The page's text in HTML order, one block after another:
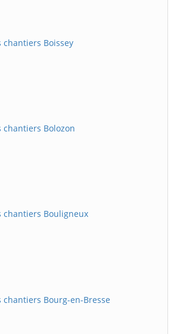
chantiers Boissey
chantiers Bolozon
chantiers Bouligneux
chantiers Bourg-en-Bresse